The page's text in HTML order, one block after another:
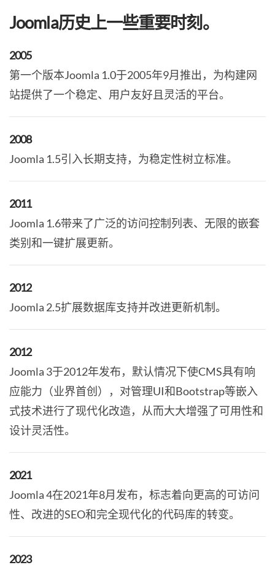
Joomla历史上一些重要时刻。
2005
第一个版本Joomla 1.0于2005年9月推出，为构建网
站提供了一个稳定、用户友好且灵活的平台。
2008
Joomla 1.5引入长期支持，为稳定性树立标准。
2011
Joomla 1.6带来了广泛的访问控制列表、无限的嵌套
类别和一键扩展更新。
2012
Joomla 2.5扩展数据库支持并改进更新机制。
2012
Joomla 3于2012年发布，默认情况下使CMS具有响
应能力（业界首创），对管理UI和Bootstrap等嵌入
式技术进行了现代化改造，从而大大增强了可用性和
设计灵活性。
2021
Joomla 4在2021年8月发布，标志着向更高的可访问
性、改进的SEO和完全现代化的代码库的转变。
2023